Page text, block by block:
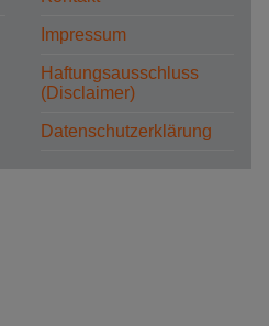
Impressum
Haftungsausschluss
(Disclaimer)
Datenschutzerklärung